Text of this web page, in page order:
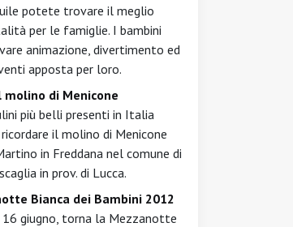
potete trovare il meglio
per le famiglie. I bambini
animazione, divertimento ed
apposta per loro.
molino di Menicone
più belli presenti in Italia
il molino di Menicone
in Freddana nel comune di
in prov. di Lucca.
Bianca dei Bambini 2012
giugno, torna la Mezzanotte